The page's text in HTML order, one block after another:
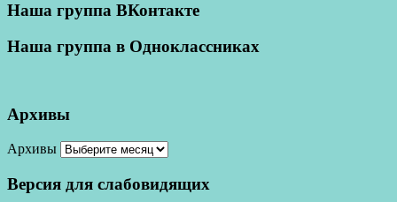
Наша группа ВКонтакте
Наша группа в Одноклассниках
Архивы
Архивы
Версия для слабовидящих